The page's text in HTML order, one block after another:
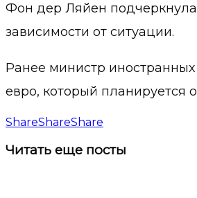
Фон дер Ляйен
зависимости от ситуации.
Ранее министр
евро, который планируется
ShareShareShare
Читать еще посты